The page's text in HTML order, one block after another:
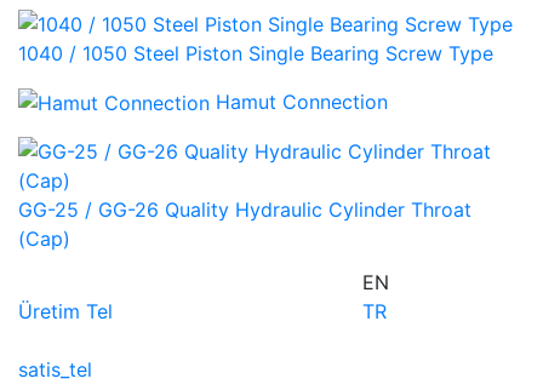
1040 / 1050 Steel Piston Single Bearing Screw Type
Hamut Connection
GG-25 / GG-26 Quality Hydraulic Cylinder Throat
(Cap)
Üretim Tel
satis_tel
EN
TR